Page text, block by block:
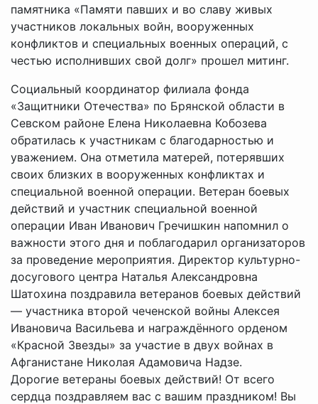
памятника «Памяти павших и во славу живых
участников локальных войн, вооруженных
конфликтов и специальных военных операций, с
честью исполнивших свой долг» прошел митинг.
Социальный координатор филиала фонда
«Защитники Отечества» по Брянской области в
Севском районе Елена Николаевна Кобозева
обратилась к участникам с благодарностью и
уважением. Она отметила матерей, потерявших
своих близких в вооруженных конфликтах и
специальной военной операции. Ветеран боевых
действий и участник специальной военной
операции Иван Иванович Гречишкин напомнил о
важности этого дня и поблагодарил организаторов
за проведение мероприятия. Директор культурно-
досугового центра Наталья Александровна
Шатохина поздравила ветеранов боевых действий
— участника второй чеченской войны Алексея
Ивановича Васильева и награждённого орденом
«Красной Звезды» за участие в двух войнах в
Афганистане Николая Адамовича Надзе.
Дорогие ветераны боевых действий! От всего
сердца поздравляем вас с вашим праздником! Вы